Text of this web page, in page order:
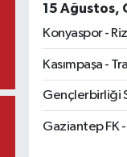
15 Ağustos,
Konyaspor -
Kasımpaşa -
Gençlerbirliği
Gaziantep FK